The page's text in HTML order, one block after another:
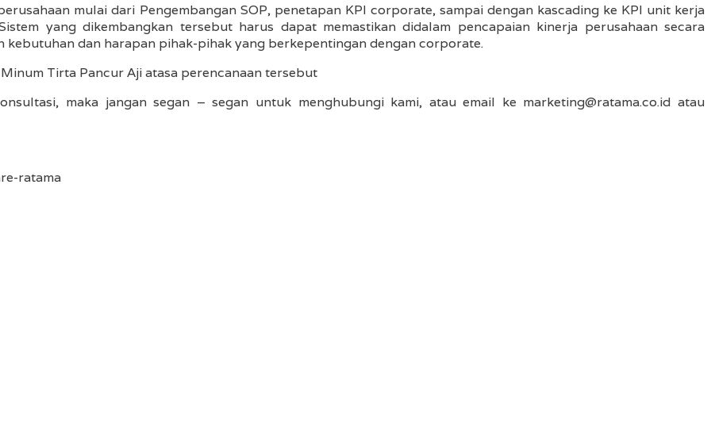
mulai dari Pengembangan SOP, penetapan KPI corporate, sampai dengan kascading ke KPI unit kerja
yang dikembangkan tersebut harus dapat memastikan didalam pencapaian kinerja perusahaan secara
dan harapan pihak-pihak yang berkepentingan dengan corporate.
Tirta Pancur Aji atasa perencanaan tersebut
maka jangan segan – segan untuk menghubungi kami, atau email ke marketing@ratama.co.id atau
ratama